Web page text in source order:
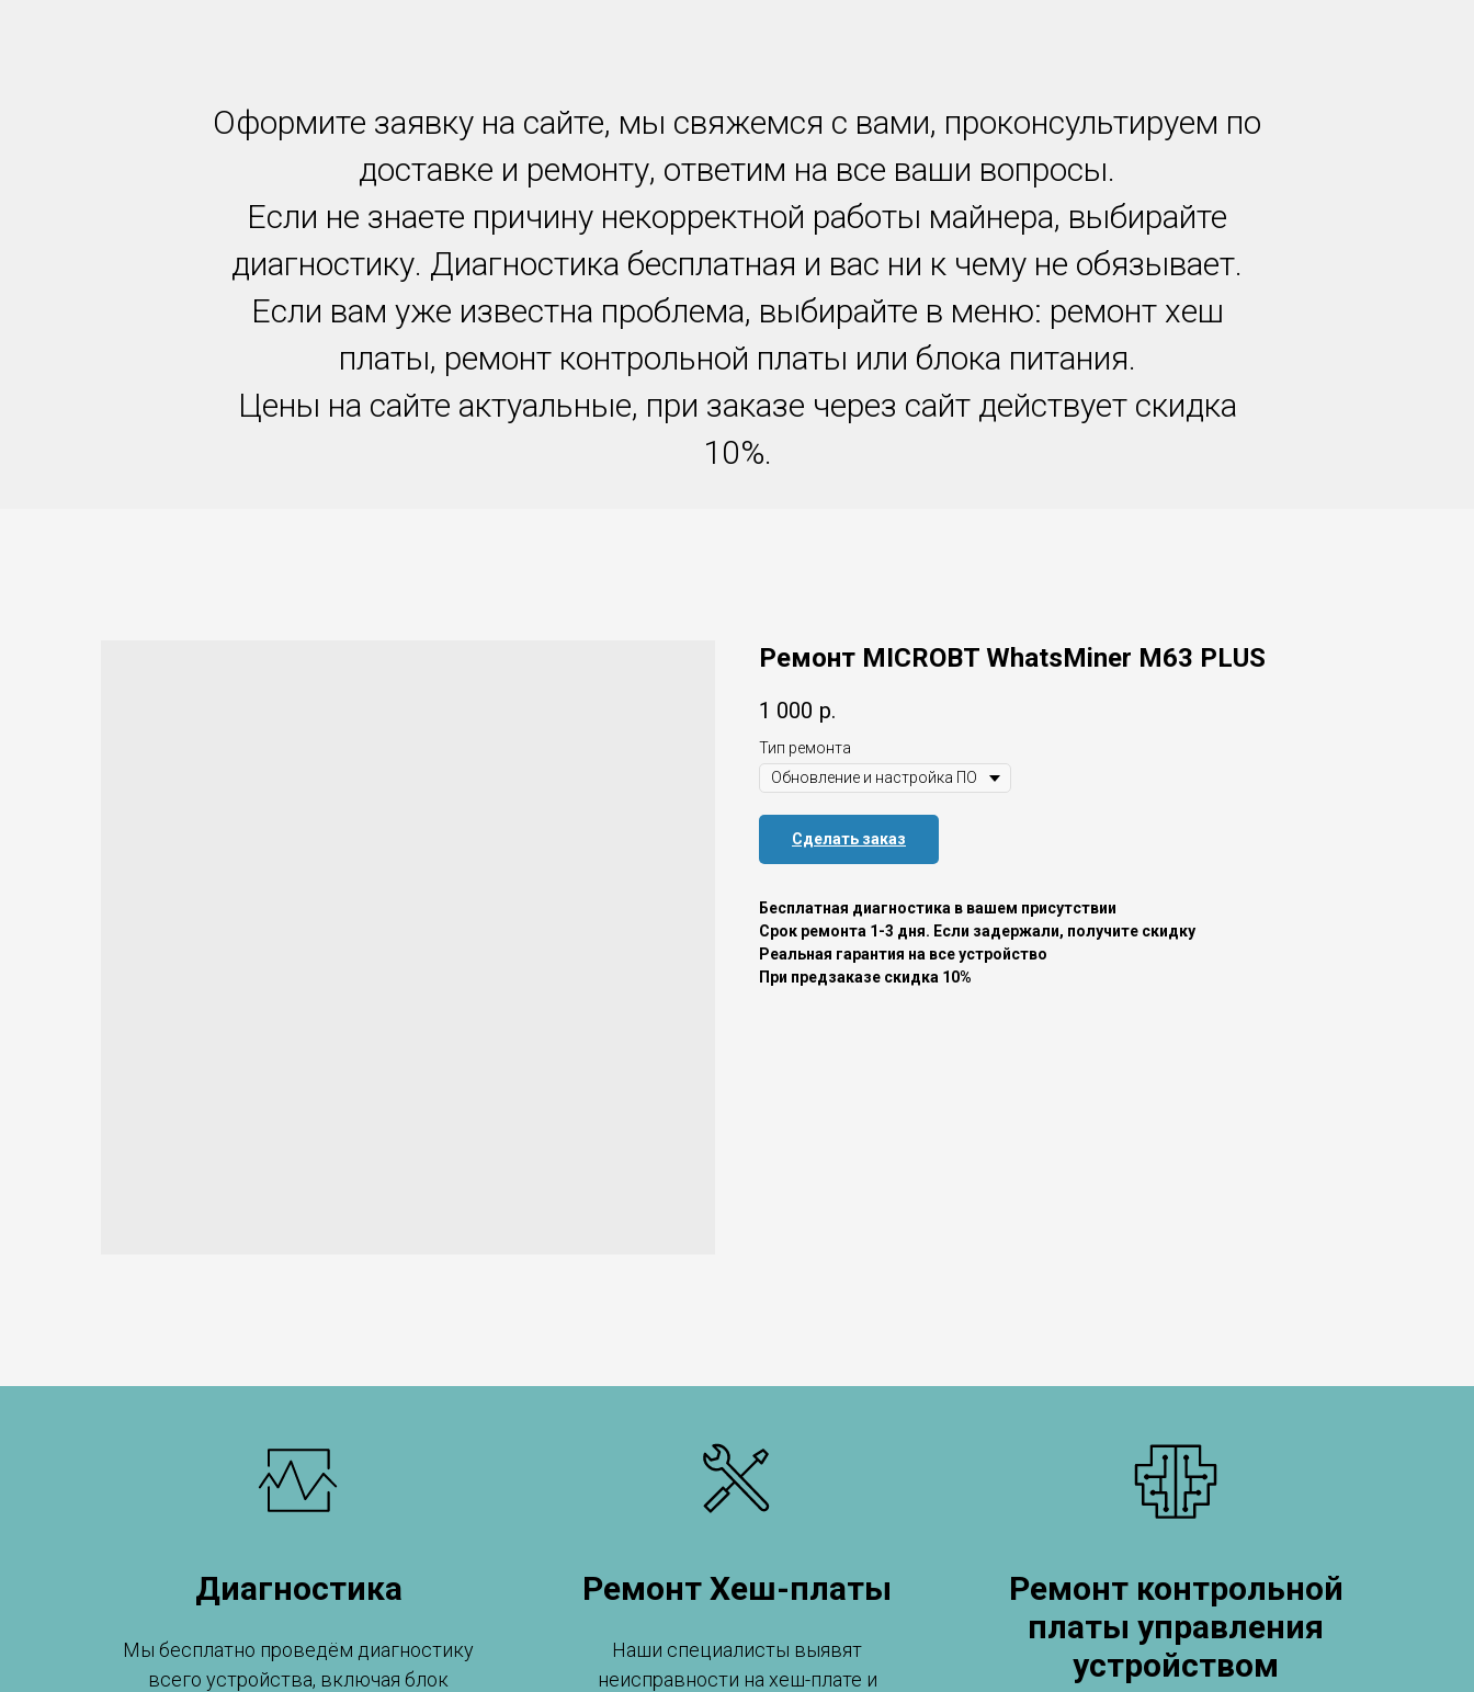
Оформите заявку на сайте, мы свяжемся с вами, проконсультируем по
доставке и ремонту, ответим на все ваши вопросы.
Если не знаете причину некорректной работы майнера, выбирайте
диагностику. Диагностика бесплатная и вас ни к чему не обязывает.
Если вам уже известна проблема, выбирайте в меню: ремонт хеш
платы, ремонт контрольной платы или блока питания.
Цены на сайте актуальные, при заказе через сайт действует скидка
10%.
Ремонт MICROBT WhatsMiner M63 PLUS
1 000 р.
Тип ремонта
Сделать заказ
Бесплатная диагностика в вашем присутствии
Срок ремонта 1-3 дня. Если задержали, получите скидку
Реальная гарантия на все устройство
При предзаказе скидка 10%
Диагностика
Мы бесплатно проведём диагностику
всего устройства, включая блок
Ремонт Хеш-платы
Наши специалисты выявят
неисправности на хеш-плате и
Ремонт контрольной
платы управления
устройством